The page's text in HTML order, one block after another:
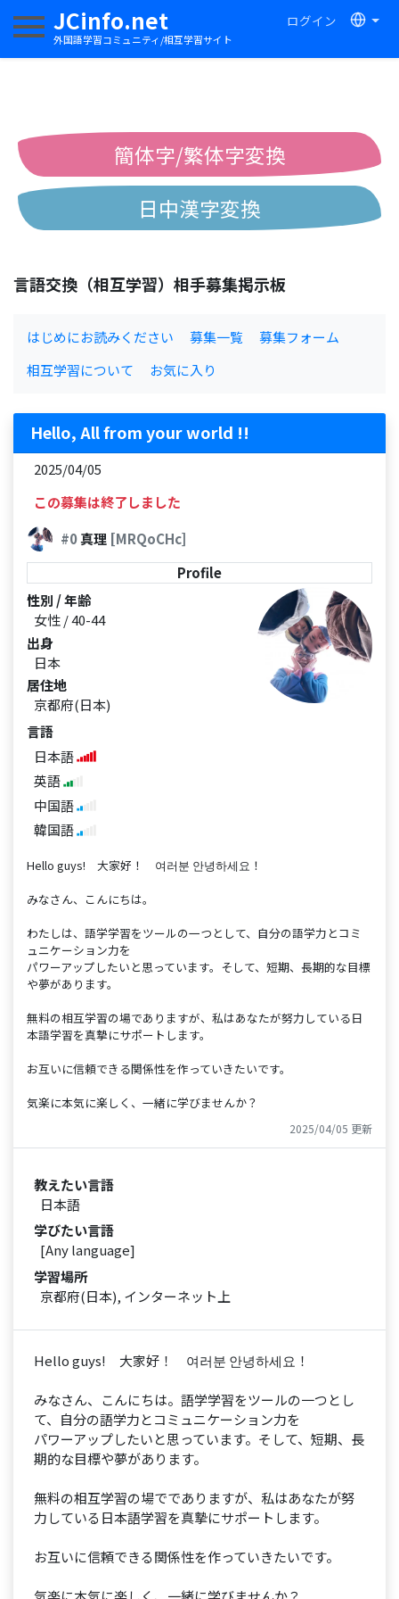
JCinfo.net
外国語学習コミュニティ/相互学習サイト
ログイン
ナビゲーションを切り替える
簡体字/繁体字変換
日中漢字変換
言語交換（相互学習）相手募集掲示板
はじめにお読みください 募集一覧
募集フォーム
相互学習について
お気に入り
Hello, All from your world !!
2025/04/05
この募集は終了しました
#0真理 [MRQoCHc]
Profile
性別 / 年齢
女性 / 40-44
出身
日本
居住地
京都府(日本)
言語
日本語
英語
中国語
韓国語
Hello guys! 大家好！ 여러분 안녕하세요！
みなさん、こんにちは。
わたしは、語学学習をツールの一つとして、自分の語学力とコミ
ュニケーション力を
パワーアップしたいと思っています。そして、短期、長期的な目標
や夢があります。
無料の相互学習の場でありますが、私はあなたが努力している日
本語学習を真摯にサポートします。
お互いに信頼できる関係性を作っていきたいです。
気楽に本気に楽しく、一緒に学びませんか？
2025/04/05 更新
教えたい言語
日本語
学びたい言語
[Any language]
学習場所
京都府(日本), インターネット上
Hello guys! 大家好！ 여러분 안녕하세요！
みなさん、こんにちは。語学学習をツールの一つとし
て、自分の語学力とコミュニケーション力を
パワーアップしたいと思っています。そして、短期、長
期的な目標や夢があります。
無料の相互学習の場ででありますが、私はあなたが努
力している日本語学習を真摯にサポートします。
お互いに信頼できる関係性を作っていきたいです。